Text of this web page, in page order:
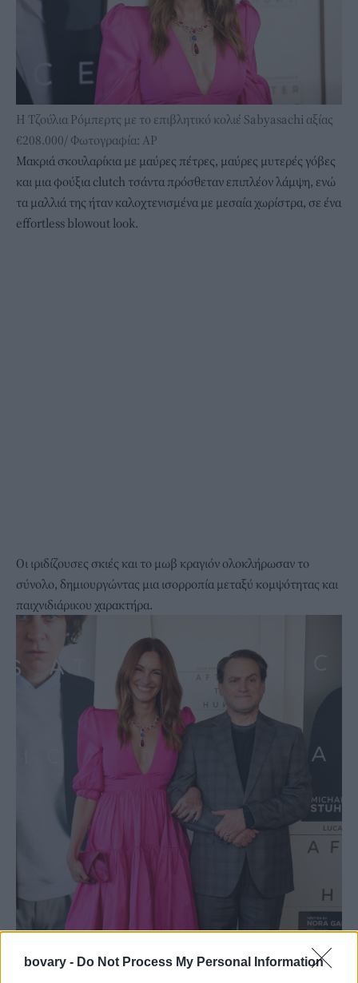
bovary - Do Not Process My Personal Information
Η Τζούλια Ρόμπερτς με το επιβλητικό κολιέ Sabyasachi αξίας
€208.000/ Φωτογραφία: AP
Μακριά σκουλαρίκια με μαύρες πέτρες, μαύρες μυτερές γόβες
και μια φούξια clutch τσάντα πρόσθεταν επιπλέον λάμψη, ενώ
τα μαλλιά της ήταν καλοχτενισμένα με μεσαία χωρίστρα, σε ένα
effortless blowout look.
Οι ιριδίζουσες σκιές και το μωβ κραγιόν ολοκλήρωσαν το
σύνολο, δημιουργώντας μια ισορροπία μεταξύ κομψότητας και
παιχνιδιάρικου χαρακτήρα.